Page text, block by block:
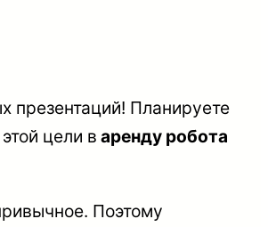
Планируете
цели в аренду робота
Поэтому